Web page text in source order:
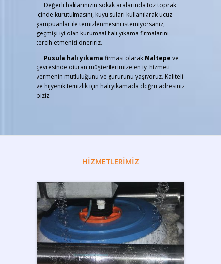
Değerli halılarınızın sokak aralarında toz toprak
içinde kurutulmasını, kuyu suları kullanılarak ucuz
şampuanlar ile temizlenmesini istemiyorsanız,
geçmişi iyi olan kurumsal halı yıkama firmalarını
tercih etmenizi öneririz.
Pusula halı yıkama firması olarak Maltepe ve
çevresinde oturan müşterilerimize en iyi hizmeti
vermenin mutluluğunu ve gururunu yaşıyoruz. Kaliteli
ve hijyenik temizlik için halı yıkamada doğru adresiniz
biziz.
HİZMETLERİMİZ